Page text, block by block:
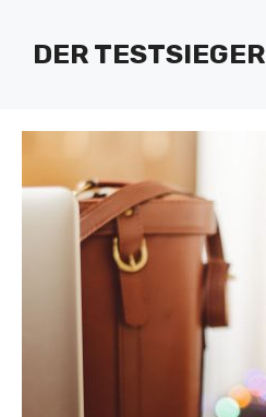
Inhalt
springenDER TESTSIEGER